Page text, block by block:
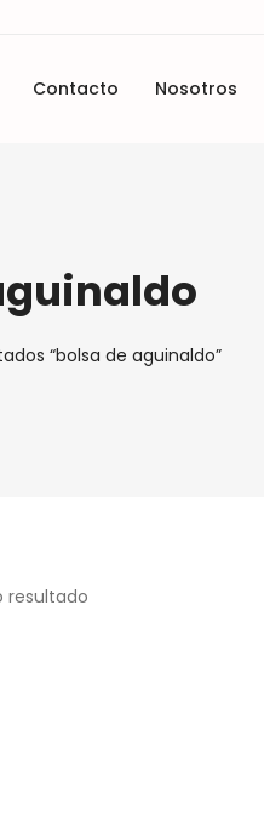
Contacto Nosotros
“bolsa de aguinaldo”
resultado